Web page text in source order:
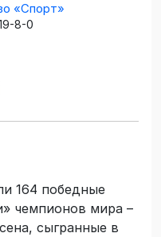
«Спорт»
8-0
164 победные
чемпионов мира –
сыгранные в